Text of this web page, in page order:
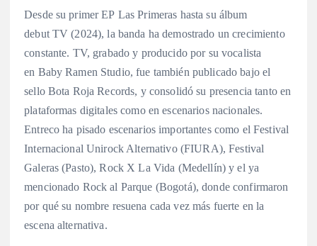
Desde su primer EP Las Primeras hasta su álbum
debut TV (2024), la banda ha demostrado un crecimiento
constante. TV, grabado y producido por su vocalista
en Baby Ramen Studio, fue también publicado bajo el
sello Bota Roja Records, y consolidó su presencia tanto en
plataformas digitales como en escenarios nacionales.
Entreco ha pisado escenarios importantes como el Festival
Internacional Unirock Alternativo (FIURA), Festival
Galeras (Pasto), Rock X La Vida (Medellín) y el ya
mencionado Rock al Parque (Bogotá), donde confirmaron
por qué su nombre resuena cada vez más fuerte en la
escena alternativa.